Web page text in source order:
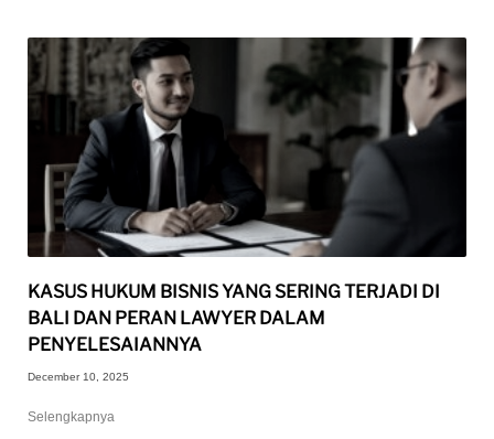
KASUS HUKUM BISNIS YANG SERING TERJADI DI
BALI DAN PERAN LAWYER DALAM
PENYELESAIANNYA
December 10, 2025
Selengkapnya